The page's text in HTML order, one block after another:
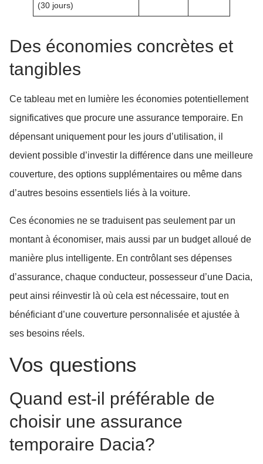
(30 jours)
Des économies concrètes et
tangibles
Ce tableau met en lumière les économies potentiellement
significatives que procure une assurance temporaire. En
dépensant uniquement pour les jours d’utilisation, il
devient possible d’investir la différence dans une meilleure
couverture, des options supplémentaires ou même dans
d’autres besoins essentiels liés à la voiture.
Ces économies ne se traduisent pas seulement par un
montant à économiser, mais aussi par un budget alloué de
manière plus intelligente. En contrôlant ses dépenses
d’assurance, chaque conducteur, possesseur d’une Dacia,
peut ainsi réinvestir là où cela est nécessaire, tout en
bénéficiant d’une couverture personnalisée et ajustée à
ses besoins réels.
Vos questions
Quand est-il préférable de
choisir une assurance
temporaire Dacia?